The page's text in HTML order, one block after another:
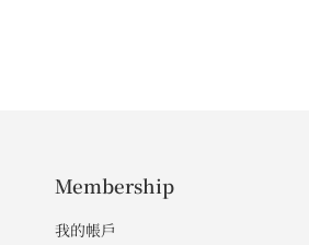
Membership
我的帳戶